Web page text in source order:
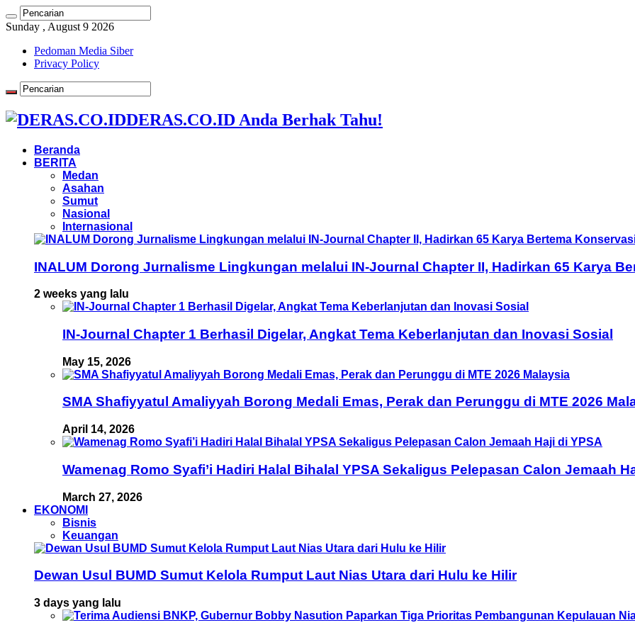
Sunday , August 9 2026
Pedoman Media Siber
Privacy Policy
DERAS.CO.ID Anda Berhak Tahu!
Beranda
BERITA
Medan
Asahan
Sumut
Nasional
Internasional
INALUM Dorong Jurnalisme Lingkungan melalui IN-Journal Chapter II, Hadirkan 65 Karya
2 weeks yang lalu
IN-Journal Chapter 1 Berhasil Digelar, Angkat Tema Keberlanjutan dan Inovasi Sosial
May 15, 2026
SMA Shafiyyatul Amaliyyah Borong Medali Emas, Perak dan Perunggu di MTE 2026
April 14, 2026
Wamenag Romo Syafi’i Hadiri Halal Bihalal YPSA Sekaligus Pelepasan Calon Jemaah
March 27, 2026
EKONOMI
Bisnis
Keuangan
Dewan Usul BUMD Sumut Kelola Rumput Laut Nias Utara dari Hulu ke Hilir
3 days yang lalu